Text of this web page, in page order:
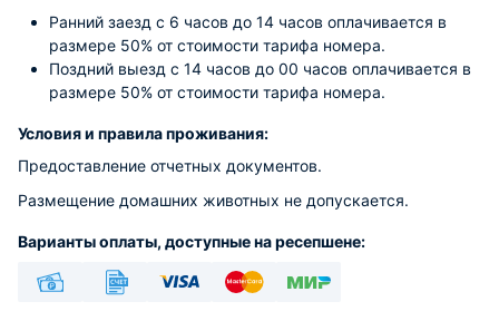
Ранний заезд с 6 часов до 14 часов оплачивается в
размере 50% от стоимости тарифа номера.
Поздний выезд с 14 часов до 00 часов оплачивается в
размере 50% от стоимости тарифа номера.
Условия и правила проживания:
Предоставление отчетных документов.
Размещение домашних животных не допускается.
Варианты оплаты, доступные на ресепшене: